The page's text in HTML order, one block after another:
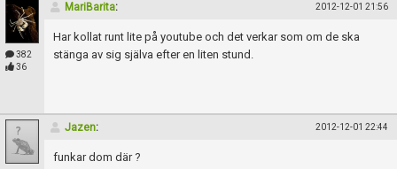
382
36
MariBarita: 2012-12-01 21:56
Har kollat runt lite på youtube och det verkar som om de ska
stänga av sig själva efter en liten stund.
Jazen: 2012-12-01 22:44
funkar dom där ?